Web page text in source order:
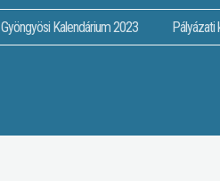
Gyöngyösi Kalendárium 2023 Pályázati